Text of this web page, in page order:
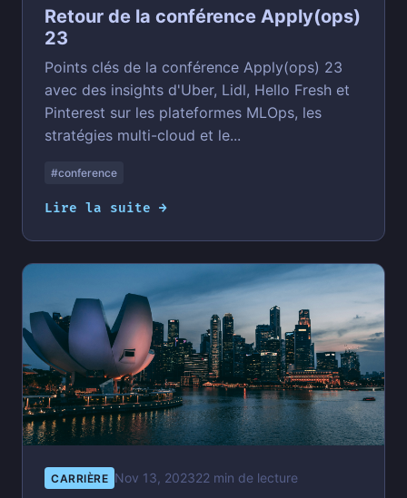
Retour de la conférence Apply(ops)
23
Points clés de la conférence Apply(ops) 23
avec des insights d'Uber, Lidl, Hello Fresh et
Pinterest sur les plateformes MLOps, les
stratégies multi-cloud et le...
#conference
Lire la suite →
CARRIÈRE Nov 13, 202322 min de lecture